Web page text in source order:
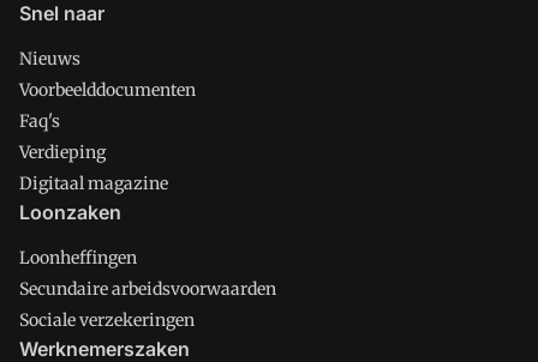
Snel naar
Nieuws
Voorbeelddocumenten
Faq's
Verdieping
Digitaal magazine
Loonzaken
Loonheffingen
Secundaire arbeidsvoorwaarden
Sociale verzekeringen
Werknemerszaken